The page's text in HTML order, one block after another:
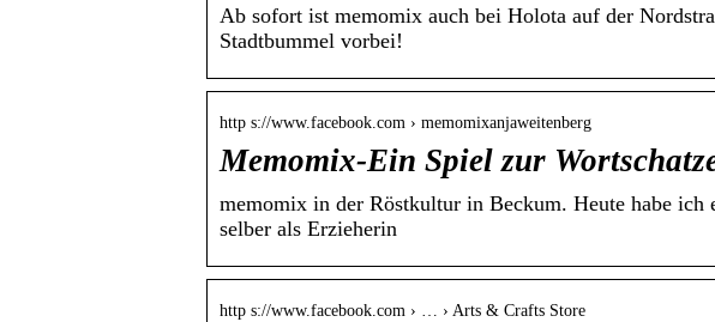
Ab sofort ist memomix auch bei Holota auf der
Stadtbummel vorbei!
http s://www.facebook.com › memomixanjaweitenberg
Memomix-Ein Spiel zur
memomix in der Röstkultur in Beckum. Heute habe
selber als Erzieherin
http s://www.facebook.com › … › Arts & Crafts Store